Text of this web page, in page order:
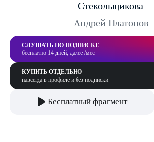
Стекольщикова
Андрей Платонов
СЛУШАТЬ ПО ПОДПИСКЕ
бесплатно 14 дней, далее /мес
КУПИТЬ ОТДЕЛЬНО
навсегда в профиле и без подписки
Бесплатный фрагмент